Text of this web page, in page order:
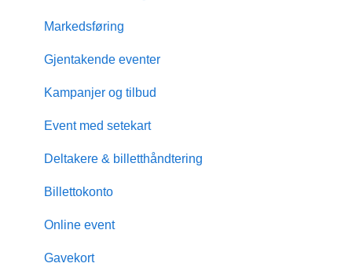
Markedsføring
Gjentakende eventer
Kampanjer og tilbud
Event med setekart
Deltakere & billetthåndtering
Billettokonto
Online event
Gavekort